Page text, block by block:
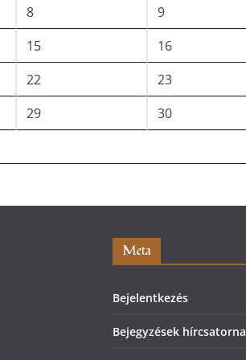
8
9
15
16
22
23
29
30
Meta
Bejelentkezés
Bejegyzések hírcsatorna